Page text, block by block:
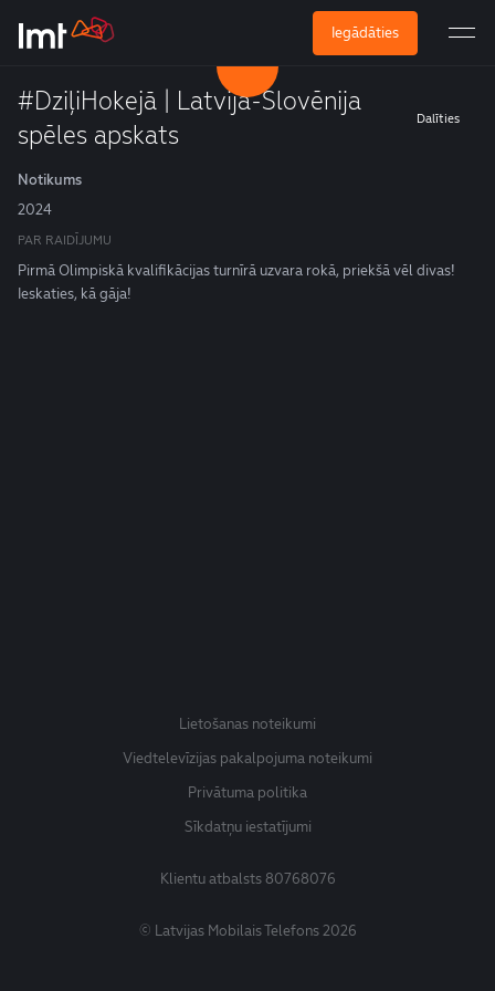
Iegādāties
#DziļiHokejā | Latvija-Slovēnija
spēles apskats
Dalīties
Notikums
2024
PAR RAIDĪJUMU
Pirmā Olimpiskā kvalifikācijas turnīrā uzvara rokā, priekšā vēl divas!
Ieskaties, kā gāja!
Lietošanas noteikumi
Viedtelevīzijas pakalpojuma noteikumi
Privātuma politika
Sīkdatņu iestatījumi
Klientu atbalsts80768076
© Latvijas Mobilais Telefons 2026